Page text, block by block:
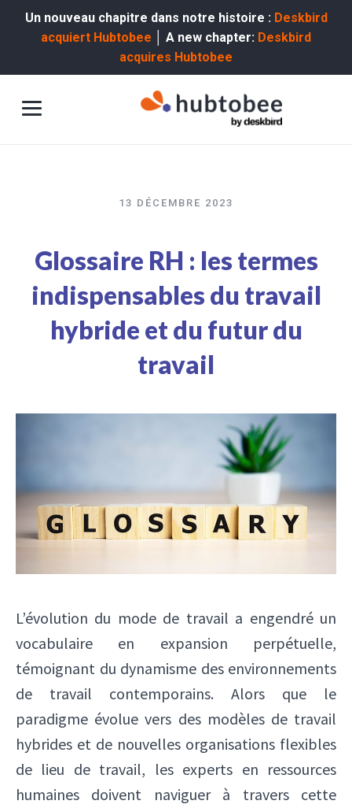
Un nouveau chapitre dans notre histoire : Deskbird
acquiert Hubtobee │ A new chapter: Deskbird
acquires Hubtobee
13 DÉCEMBRE 2023
Glossaire RH : les termes
indispensables du travail
hybride et du futur du
travail
L’évolution du mode de travail a engendré un
vocabulaire en expansion perpétuelle,
témoignant du dynamisme des environnements
de travail contemporains. Alors que le
paradigme évolue vers des modèles de travail
hybrides et de nouvelles organisations flexibles
de lieu de travail, les experts en ressources
humaines doivent naviguer à travers cette